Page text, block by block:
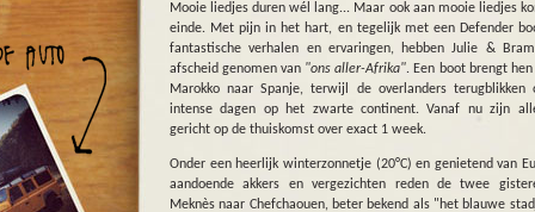
Mooie liedjes duren wél lang... Maar ook aan mooie liedjes
einde. Met pijn in het hart, en tegelijk met een Defender
fantastische verhalen en ervaringen, hebben Julie &
afscheid genomen van "ons aller-Afrika". Een boot brengt
Marokko naar Spanje, terwijl de overlanders terugblikken
intense dagen op het zwarte continent. Vanaf nu zijn
gericht op de thuiskomst over exact 1 week.
Onder een heerlijk winterzonnetje (20°C) en genietend van
aandoende akkers en vergezichten reden de twee
Meknès naar Chefchaouen, beter bekend als "het blauwe